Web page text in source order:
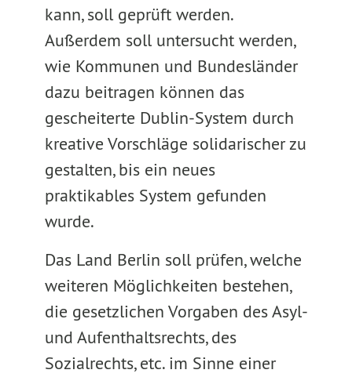
kann, soll geprüft werden.
Außerdem soll untersucht werden,
wie Kommunen und Bundesländer
dazu beitragen können das
gescheiterte Dublin-System durch
kreative Vorschläge solidarischer zu
gestalten, bis ein neues
praktikables System gefunden
wurde.
Das Land Berlin soll prüfen, welche
weiteren Möglichkeiten bestehen,
die gesetzlichen Vorgaben des Asyl-
und Aufenthaltsrechts, des
Sozialrechts, etc. im Sinne einer